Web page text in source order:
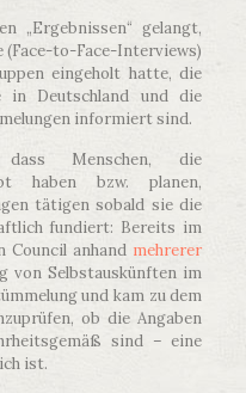
„Ergebnissen“ gelangt,
(Face-to-Face-Interviews)
eingeholt hatte, die
in Deutschland und die
informiert sind.
Menschen, die
haben bzw. planen,
tätigen sobald sie die
fundiert: Bereits im
Council anhand mehrerer
von Selbstauskünften im
und kam zu dem
ob die Angaben
sind – eine
ist.